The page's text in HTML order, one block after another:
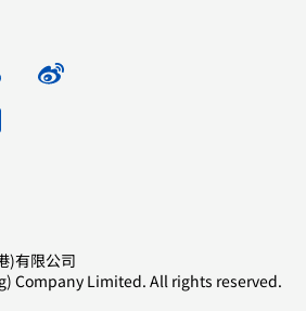
)有限公司
Company Limited. All rights reserved.